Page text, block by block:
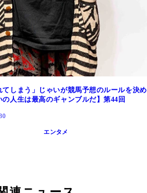
てしまう」じゃいが競馬予想のルールを決め
人生は最高のギャンブルだ】第44回
エンタメ